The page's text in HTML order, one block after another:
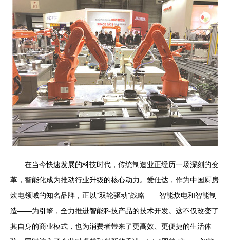
在当今快速发展的科技时代，传统制造业正经历一场深刻的变
革，智能化成为推动行业升级的核心动力。爱仕达，作为中国厨房
炊电领域的知名品牌，正以“双轮驱动”战略——智能炊电和智能制
造——为引擎，全力推进智能科技产品的技术开发。这不仅改变了
其自身的商业模式，也为消费者带来了更高效、更便捷的生活体